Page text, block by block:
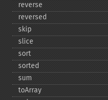
reverse
reversed
skip
slice
sort
sorted
sum
toArray